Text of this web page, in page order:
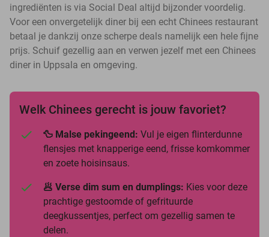
ingrediënten is via Social Deal altijd bijzonder voordelig.
Voor een onvergetelijk diner bij een echt Chinees restaurant
betaal je dankzij onze scherpe deals namelijk een hele fijne
prijs. Schuif gezellig aan en verwen jezelf met een Chinees
diner in Uppsala en omgeving.
Welk Chinees gerecht is jouw favoriet?
🦆 Malse pekingeend: Vul je eigen flinterdunne
flensjes met knapperige eend, frisse komkommer
en zoete hoisinsaus.
🥟 Verse dim sum en dumplings: Kies voor deze
prachtige gestoomde of gefrituurde
deegkussentjes, perfect om gezellig samen te
delen.